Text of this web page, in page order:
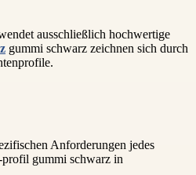
ausschließlich hochwertige
gummi schwarz zeichnen sich durch
Anforderungen jedes
profil gummi schwarz in